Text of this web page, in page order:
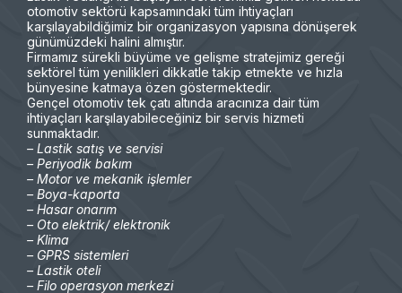
otomotiv sektörü kapsamındaki tüm ihtiyaçları
karşılayabildiğimiz bir organizasyon yapısına dönüşerek
günümüzdeki halini almıştır.
Firmamız sürekli büyüme ve gelişme stratejimiz gereği
sektörel tüm yenilikleri dikkatle takip etmekte ve hızla
bünyesine katmaya özen göstermektedir.
Gençel otomotiv tek çatı altında aracınıza dair tüm
ihtiyaçları karşılayabileceğiniz bir servis hizmeti
sunmaktadır.
– Lastik satış ve servisi
– Periyodik bakım
– Motor ve mekanik işlemler
– Boya-kaporta
– Hasar onarım
– Oto elektrik/ elektronik
– Klima
– GPRS sistemleri
– Lastik oteli
– Filo operasyon merkezi